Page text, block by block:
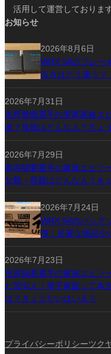
活用して運営しております
お知らせ
2026年8月6日
WRX S4のブレー
出方はどう違う？
2026年7月31日
矢野雅哉選手の実家家族エ
者？母親はどんな人？きょ
2026年7月29日
髙寺望夢選手の家族エピソ
父親・母親はどんな人？き
2026年7月24日
WRX S4のバッテ
換！必要な物品や
2026年7月23日
笹原操希選手の家族エピソ
た苦労人！母子家庭って本
は？きょうだいはいる？
プライバシーポリシーツク